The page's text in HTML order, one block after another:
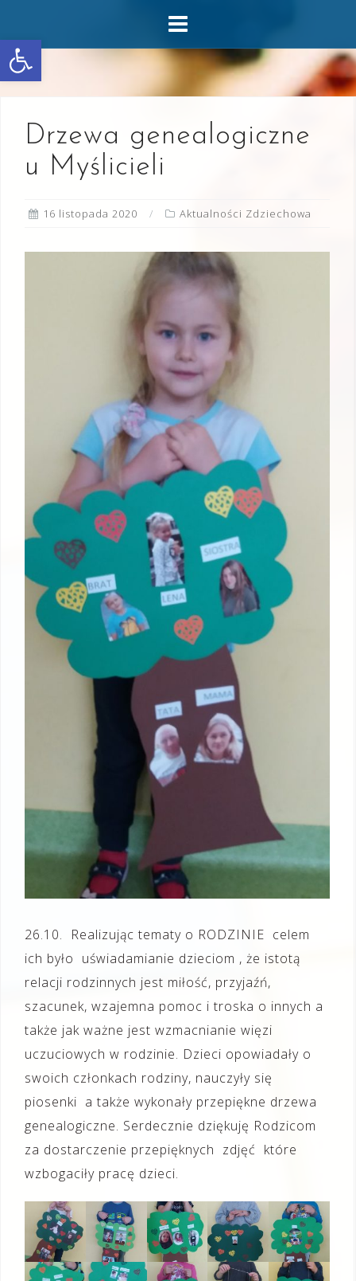
Otwórz pasek narzędzi
content
Drzewa genealogiczne
u Myślicieli
16 listopada 2020 Aktualności Zdziechowa
26.10. Realizując tematy o RODZINIE celem
ich było uświadamianie dzieciom , że istotą
relacji rodzinnych jest miłość, przyjaźń,
szacunek, wzajemna pomoc i troska o innych a
także jak ważne jest wzmacnianie więzi
uczuciowych w rodzinie. Dzieci opowiadały o
swoich członkach rodziny, nauczyły się
piosenki a także wykonały przepiękne drzewa
genealogiczne. Serdecznie dziękuję Rodzicom
za dostarczenie przepięknych zdjęć które
wzbogaciły pracę dzieci.